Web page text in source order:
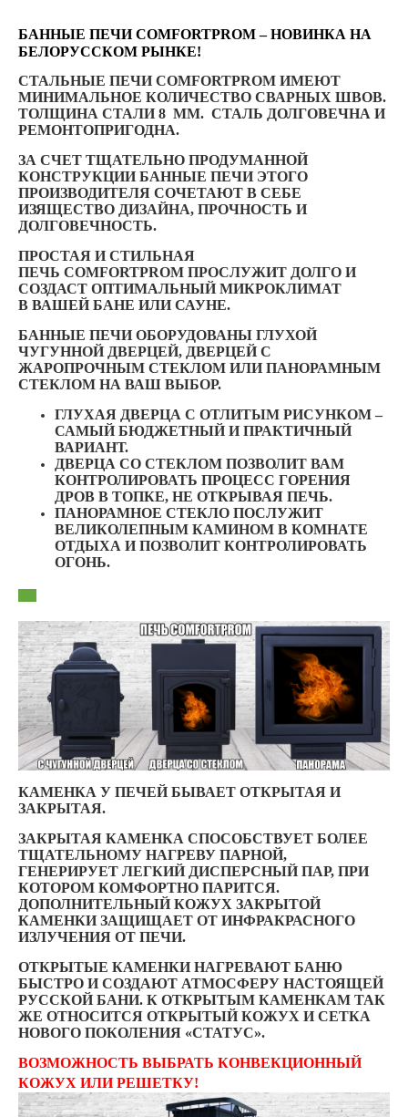
БАННЫЕ ПЕЧИ COMFORTPROM – НОВИНКА НА
БЕЛОРУССКОМ РЫНКЕ!
СТАЛЬНЫЕ ПЕЧИ COMFORTPROM ИМЕЮТ
МИНИМАЛЬНОЕ КОЛИЧЕСТВО СВАРНЫХ ШВОВ.
ТОЛЩИНА СТАЛИ 8 ММ. CТАЛЬ ДОЛГОВЕЧНА И
РЕМОНТОПРИГОДНА.
ЗА СЧЕТ ТЩАТЕЛЬНО ПРОДУМАННОЙ
КОНСТРУКЦИИ БАННЫЕ ПЕЧИ ЭТОГО
ПРОИЗВОДИТЕЛЯ СОЧЕТАЮТ В СЕБЕ
ИЗЯЩЕСТВО ДИЗАЙНА, ПРОЧНОСТЬ И
ДОЛГОВЕЧНОСТЬ.
ПРОСТАЯ И СТИЛЬНАЯ
ПЕЧЬ COMFORTPROM ПРОСЛУЖИТ ДОЛГО И
СОЗДАСТ ОПТИМАЛЬНЫЙ МИКРОКЛИМАТ
В ВАШЕЙ БАНЕ ИЛИ САУНЕ.
БАННЫЕ ПЕЧИ ОБОРУДОВАНЫ ГЛУХОЙ
ЧУГУННОЙ ДВЕРЦЕЙ, ДВЕРЦЕЙ С
ЖАРОПРОЧНЫМ СТЕКЛОМ ИЛИ ПАНОРАМНЫМ
СТЕКЛОМ НА ВАШ ВЫБОР.
ГЛУХАЯ ДВЕРЦА С ОТЛИТЫМ РИСУНКОМ –
САМЫЙ БЮДЖЕТНЫЙ И ПРАКТИЧНЫЙ
ВАРИАНТ.
ДВЕРЦА СО СТЕКЛОМ ПОЗВОЛИТ ВАМ
КОНТРОЛИРОВАТЬ ПРОЦЕСС ГОРЕНИЯ
ДРОВ В ТОПКЕ, НЕ ОТКРЫВАЯ ПЕЧЬ.
ПАНОРАМНОЕ СТЕКЛО ПОСЛУЖИТ
ВЕЛИКОЛЕПНЫМ КАМИНОМ В КОМНАТЕ
ОТДЫХА И ПОЗВОЛИТ КОНТРОЛИРОВАТЬ
ОГОНЬ.
КАМЕНКА У ПЕЧЕЙ БЫВАЕТ ОТКРЫТАЯ И
ЗАКРЫТАЯ.
ЗАКРЫТАЯ КАМЕНКА СПОСОБСТВУЕТ БОЛЕЕ
ТЩАТЕЛЬНОМУ НАГРЕВУ ПАРНОЙ,
ГЕНЕРИРУЕТ ЛЕГКИЙ ДИСПЕРСНЫЙ ПАР, ПРИ
КОТОРОМ КОМФОРТНО ПАРИТСЯ.
ДОПОЛНИТЕЛЬНЫЙ КОЖУХ ЗАКРЫТОЙ
КАМЕНКИ ЗАЩИЩАЕТ ОТ ИНФРАКРАСНОГО
ИЗЛУЧЕНИЯ ОТ ПЕЧИ.
ОТКРЫТЫЕ КАМЕНКИ НАГРЕВАЮТ БАНЮ
БЫСТРО И СОЗДАЮТ АТМОСФЕРУ НАСТОЯЩЕЙ
РУССКОЙ БАНИ. К ОТКРЫТЫМ КАМЕНКАМ ТАК
ЖЕ ОТНОСИТСЯ ОТКРЫТЫЙ КОЖУХ И СЕТКА
НОВОГО ПОКОЛЕНИЯ «СТАТУС».
ВОЗМОЖНОСТЬ ВЫБРАТЬ КОНВЕКЦИОННЫЙ
КОЖУХ ИЛИ РЕШЕТКУ!